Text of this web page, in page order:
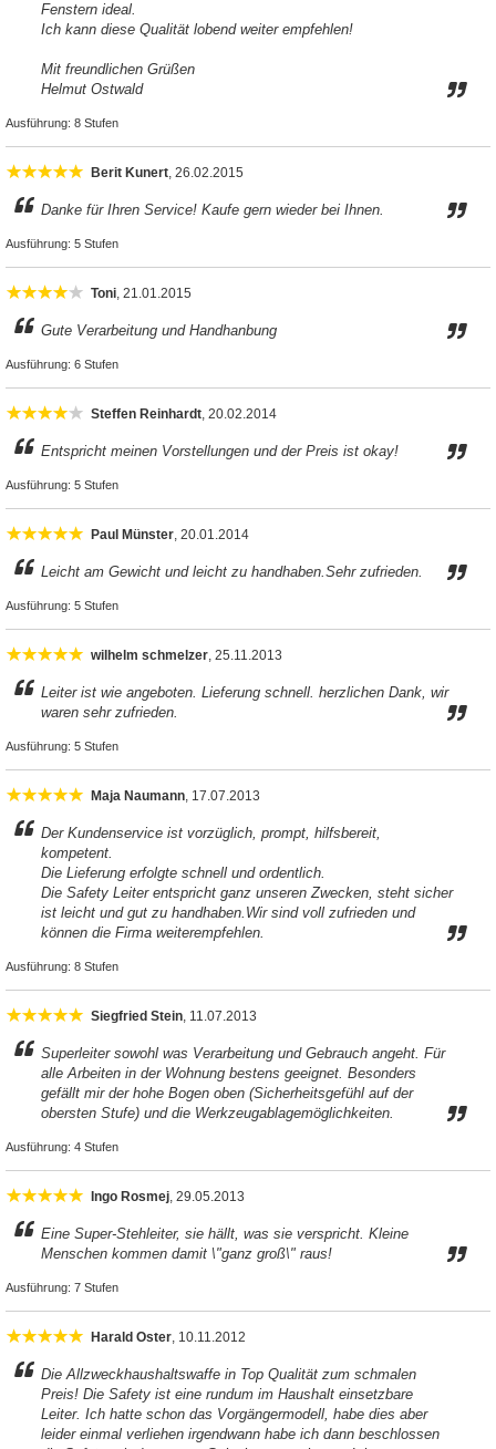
Fenstern ideal.
Ich kann diese Qualität lobend weiter empfehlen!
Mit freundlichen Grüßen
Helmut Ostwald
Ausführung: 8 Stufen
Berit Kunert, 26.02.2015
Danke für Ihren Service! Kaufe gern wieder bei Ihnen.
Ausführung: 5 Stufen
Toni, 21.01.2015
Gute Verarbeitung und Handhanbung
Ausführung: 6 Stufen
Steffen Reinhardt, 20.02.2014
Entspricht meinen Vorstellungen und der Preis ist okay!
Ausführung: 5 Stufen
Paul Münster, 20.01.2014
Leicht am Gewicht und leicht zu handhaben.Sehr zufrieden.
Ausführung: 5 Stufen
wilhelm schmelzer, 25.11.2013
Leiter ist wie angeboten. Lieferung schnell. herzlichen Dank, wir
waren sehr zufrieden.
Ausführung: 5 Stufen
Maja Naumann, 17.07.2013
Der Kundenservice ist vorzüglich, prompt, hilfsbereit,
kompetent.
Die Lieferung erfolgte schnell und ordentlich.
Die Safety Leiter entspricht ganz unseren Zwecken, steht sicher
ist leicht und gut zu handhaben.Wir sind voll zufrieden und
können die Firma weiterempfehlen.
Ausführung: 8 Stufen
Siegfried Stein, 11.07.2013
Superleiter sowohl was Verarbeitung und Gebrauch angeht. Für
alle Arbeiten in der Wohnung bestens geeignet. Besonders
gefällt mir der hohe Bogen oben (Sicherheitsgefühl auf der
obersten Stufe) und die Werkzeugablagemöglichkeiten.
Ausführung: 4 Stufen
Ingo Rosmej, 29.05.2013
Eine Super-Stehleiter, sie hällt, was sie verspricht. Kleine
Menschen kommen damit \"ganz groß\" raus!
Ausführung: 7 Stufen
Harald Oster, 10.11.2012
Die Allzweckhaushaltswaffe in Top Qualität zum schmalen
Preis! Die Safety ist eine rundum im Haushalt einsetzbare
Leiter. Ich hatte schon das Vorgängermodell, habe dies aber
leider einmal verliehen irgendwann habe ich dann beschlossen